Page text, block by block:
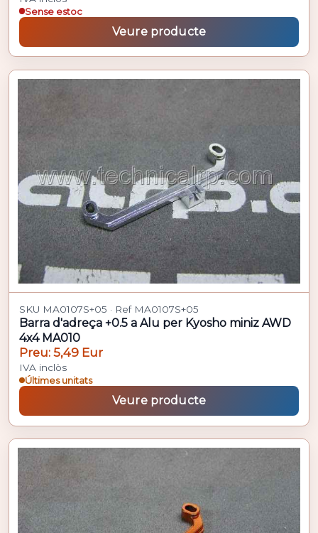
Sense estoc
Veure producte
SKU MA0107S+05 · Ref MA0107S+05
Barra d'adreça +0.5 a Alu per Kyosho miniz AWD
4x4 MA010
Preu: 5,49 Eur
IVA inclòs
Últimes unitats
Veure producte